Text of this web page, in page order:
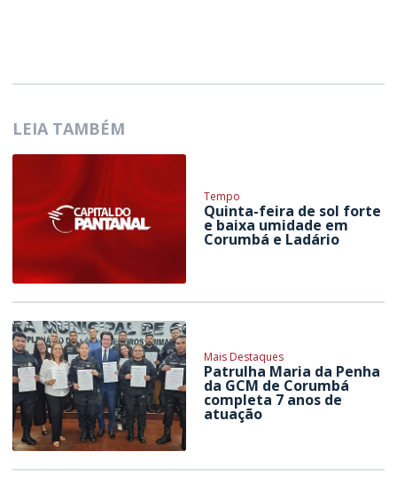
LEIA TAMBÉM
Tempo
Quinta-feira de sol forte
e baixa umidade em
Corumbá e Ladário
Mais Destaques
Patrulha Maria da Penha
da GCM de Corumbá
completa 7 anos de
atuação